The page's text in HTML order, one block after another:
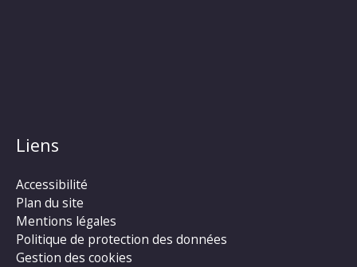
Liens
Accessibilité
Plan du site
Mentions légales
Politique de protection des données
Gestion des cookies